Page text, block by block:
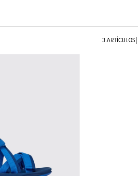
3ARTÍCULOS